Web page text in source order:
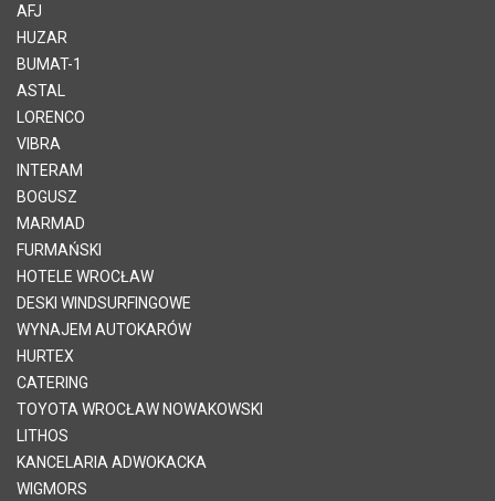
AFJ
HUZAR
BUMAT-1
ASTAL
LORENCO
VIBRA
INTERAM
BOGUSZ
MARMAD
FURMAŃSKI
HOTELE WROCŁAW
DESKI WINDSURFINGOWE
WYNAJEM AUTOKARÓW
HURTEX
CATERING
TOYOTA WROCŁAW NOWAKOWSKI
LITHOS
KANCELARIA ADWOKACKA
WIGMORS